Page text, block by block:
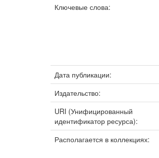
Ключевые слова:
Дата публикации:
Издательство:
URI (Унифицированный
идентификатор ресурса):
Располагается в коллекциях: